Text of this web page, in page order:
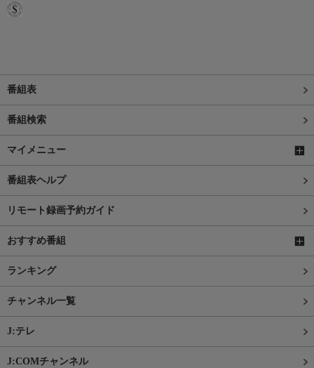
番組表
番組検索
マイメニュー
番組表ヘルプ
リモート録画予約ガイド
おすすめ番組
ランキング
チャンネル一覧
J:テレ
J:COMチャンネル